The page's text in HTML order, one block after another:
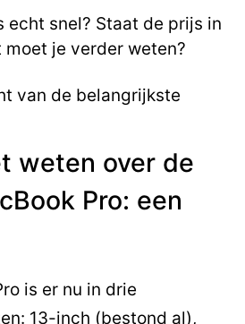
echt snel? Staat de prijs in
moet je verder weten?
van de belangrijkste
weten over de
Pro: een
is er nu in drie
13-inch (bestond al),